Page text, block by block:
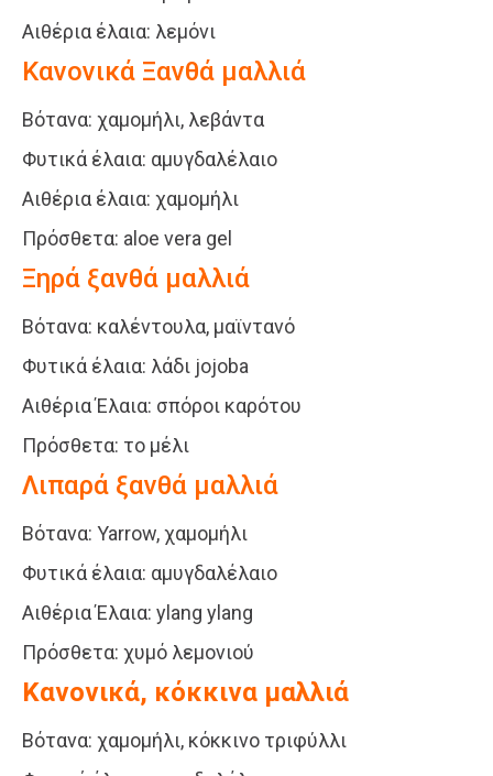
Αιθέρια έλαια: λεμόνι
Κανονικά Ξανθά μαλλιά
Βότανα: χαμομήλι, λεβάντα
Φυτικά έλαια: αμυγδαλέλαιο
Αιθέρια έλαια: χαμομήλι
Πρόσθετα: aloe vera gel
Ξηρά ξανθά μαλλιά
Βότανα: καλέντουλα, μαϊντανό
Φυτικά έλαια: λάδι jojoba
Αιθέρια Έλαια: σπόροι καρότου
Πρόσθετα: το μέλι
Λιπαρά ξανθά μαλλιά
Βότανα: Yarrow, χαμομήλι
Φυτικά έλαια: αμυγδαλέλαιο
Αιθέρια Έλαια: ylang ylang
Πρόσθετα: χυμό λεμονιού
Κανονικά, κόκκινα μαλλιά
Βότανα: χαμομήλι, κόκκινο τριφύλλι